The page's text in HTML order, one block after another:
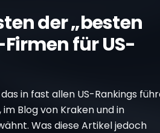
der „besten
für US-
in fast allen US-Rankings
im Blog von Kraken und in
Was diese Artikel jedoch